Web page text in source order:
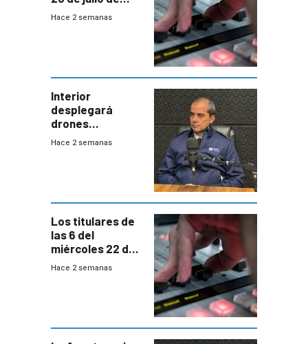
2026
Hace 2 semanas
Interior
desplegará
drones
autónomos para
Hace 2 semanas
Los titulares de
las 6 del
miércoles 22 de
julio de 2026
Hace 2 semanas